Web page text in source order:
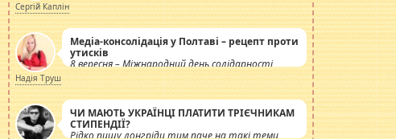
Сергій Каплін
Медіа-консолідація у Полтаві – рецепт проти
утисків
8 вересня – Міжнародний день солідарності
журналістів.
Надія Труш
ЧИ МАЮТЬ УКРАЇНЦІ ПЛАТИТИ ТРІЄЧНИКАМ
СТИПЕНДІЇ?
Рідко пишу лонгріди тим паче на такі теми,